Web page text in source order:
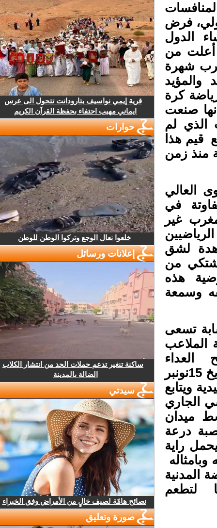
فرض
الدول
أعلت من
شهرة
كرة
صنعت
لم
هذا
منذ زمن
العالي
في
غير
لشق
من
هذه
وسمعة
تسعى
العداء
الهجومي لجمعية الرحمة أحمد بصدو المزداد بتاريخ 15نونبر
ويتابع
الجاري
ميدان
درعة
راية
المدنية
لتطعم
قرية إيمي نواسيف بتارودانت تتحول الى عرس
ايماني مهيب احتفاء بحفظة القرآن الكريم
حوارات
خلعوا نعال الوجع وتركوا الوطن للوطن
إعلانات ورسائل
ساكنة تنغير تدعم حملات الحد من انتشار الكلاب
الضالة بالمدينة
سيدتي
نصائح هامّة لصيف خالٍ من الأمراض وفق الخبراء
صورة وتعليق